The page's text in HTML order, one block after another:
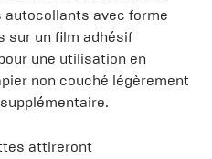
autocollants avec forme
sur un film adhésif
une utilisation en
non couché légèrement
attireront